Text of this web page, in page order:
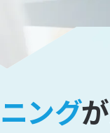
ングが